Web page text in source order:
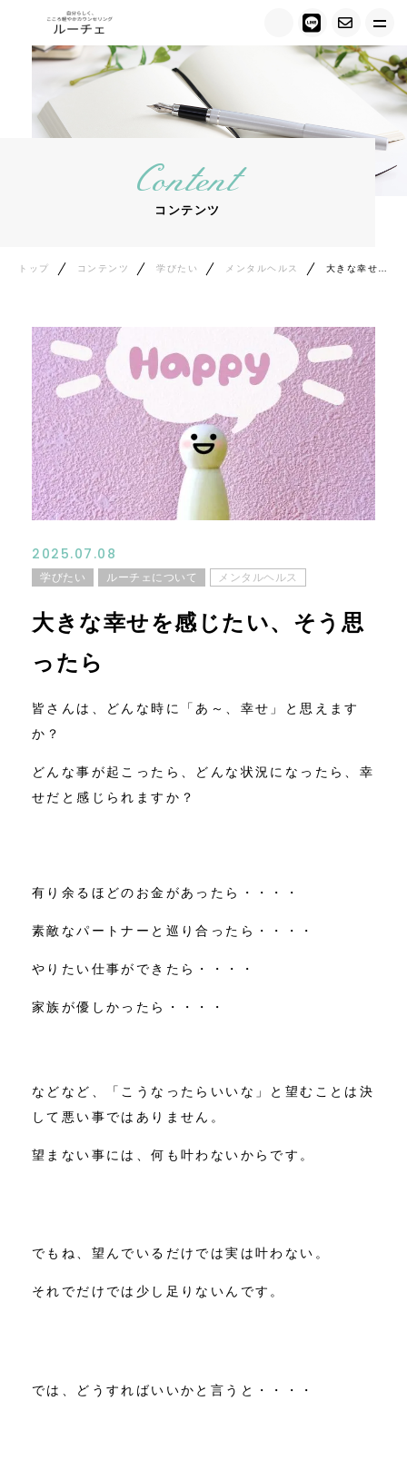
トップ
ルーチェについて
キャンペーン情報
カウンセラー紹介
ご相談の流れ
コンテンツ
ニュース
アクセス
Content
コンテンツ
トップ コンテンツ 学びたい メンタルヘルス
2025.07.08
学びたい ルーチェについて メンタルヘルス
大きな幸せを感じたい、そう思
ったら
皆さんは、どんな時に「あ～、幸せ」と思えます
か？
どんな事が起こったら、どんな状況になったら、幸
せだと感じられますか？
有り余るほどのお金があったら・・・・
素敵なパートナーと巡り合ったら・・・・
やりたい仕事ができたら・・・・
家族が優しかったら・・・・
などなど、「こうなったらいいな」と望むことは決
して悪い事ではありません。
望まない事には、何も叶わないからです。
でもね、望んでいるだけでは実は叶わない。
それでだけでは少し足りないんです。
では、どうすればいいかと言うと・・・・